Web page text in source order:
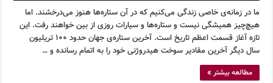
ما در زمانه‌ی خاصی زندگی می‌کنیم که در آن ستاره‌ها هنوز می‌درخشند. اما
هیچ‌چیز همیشگی نیست و ستاره‌ها و سیارات روزی از بین خواهند رفت. این
تازه آغاز قسمت اعظم تاریخ است. آخرین ستاره‌ی جهان حدود ۱۰۰ تریلیون
سال دیگر آخرین مقادیر سوخت هیدروژنی خود را به اتمام رسانده و …
مطالعه بیشتر »